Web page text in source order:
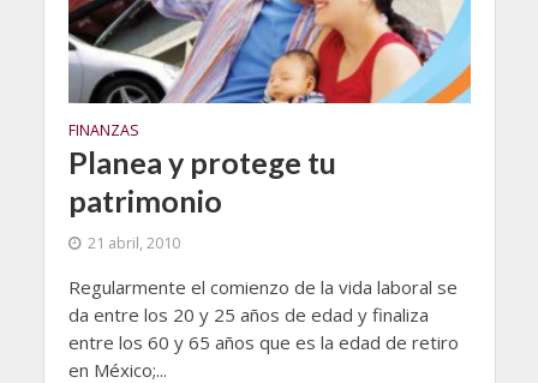
FINANZAS
Planea y protege tu
patrimonio
21 abril, 2010
Regularmente el comienzo de la vida laboral se
da entre los 20 y 25 años de edad y finaliza
entre los 60 y 65 años que es la edad de retiro
en México;...